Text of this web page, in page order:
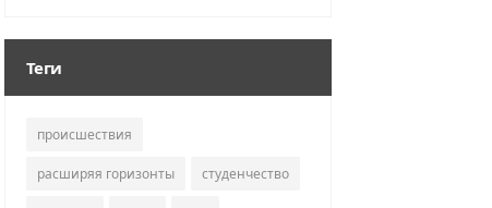
Теги
происшествия
расширяя горизонты студенчество